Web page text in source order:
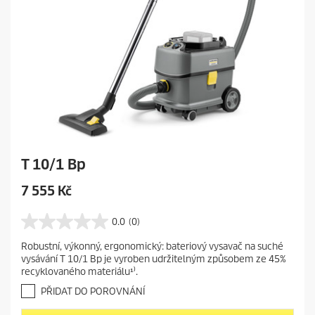
T 10/1 Bp
C
r
e
n
t
p
7 555 Kč
0.0 (0)
0
.
0
z
5
Robustní, výkonný, ergonomický: bateriový vysavač na suché
vysávání T 10/1 Bp je vyroben udržitelným způsobem ze 45%
recyklovaného materiálu¹⁾.
PŘIDAT DO POROVNÁNÍ